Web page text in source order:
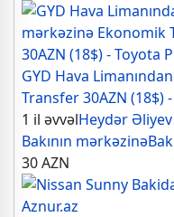
GYD Hava
Transfer 30AZN (18$)
1 il əvvəlHeydər Əliyev
Bakının mərkəzinə
30AZN